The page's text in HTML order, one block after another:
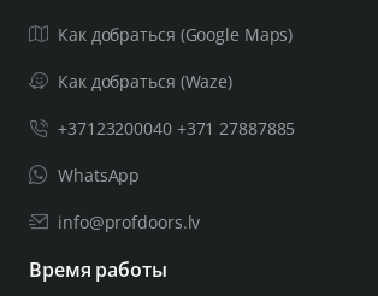
Как добраться (Google Maps)
Как добраться (Waze)
+37123200040 +371 27887885
WhatsApp
info@profdoors.lv
Время работы